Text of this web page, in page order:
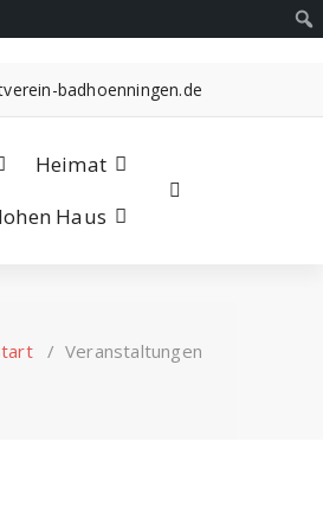
badhoenningen.de
Heimat
Haus
/ Veranstaltungen